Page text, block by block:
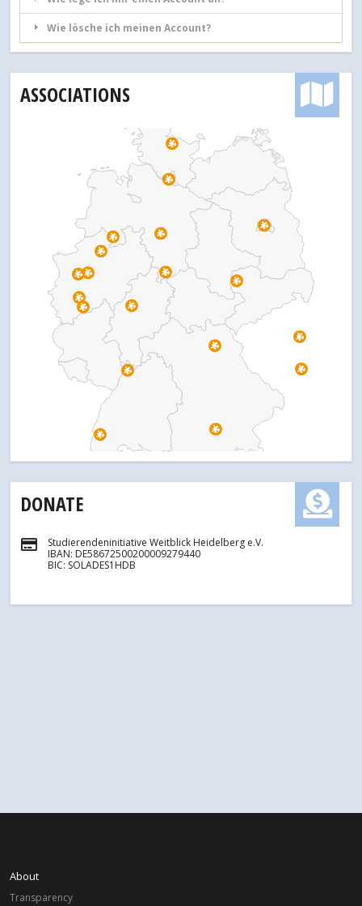
Wie lösche ich meinen Account?
ASSOCIATIONS
DONATE
Studierendeninitiative Weitblick Heidelberg e.V.
IBAN: DE58672500200009279440
BIC: SOLADES1HDB
About
Transparency